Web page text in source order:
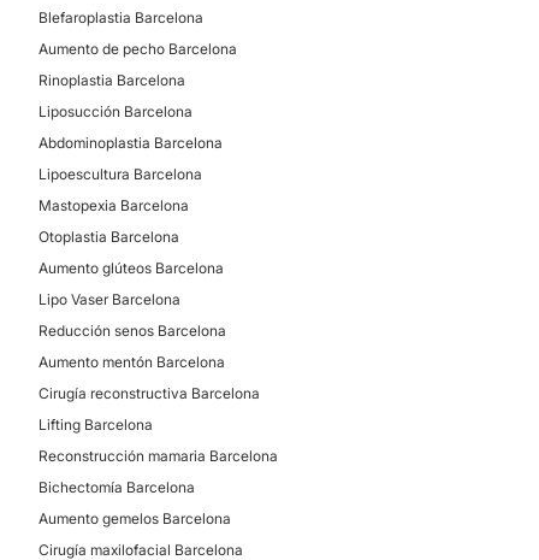
Blefaroplastia Barcelona
Aumento de pecho Barcelona
Rinoplastia Barcelona
Liposucción Barcelona
Abdominoplastia Barcelona
Lipoescultura Barcelona
Mastopexia Barcelona
Otoplastia Barcelona
Aumento glúteos Barcelona
Lipo Vaser Barcelona
Reducción senos Barcelona
Aumento mentón Barcelona
Cirugía reconstructiva Barcelona
Lifting Barcelona
Reconstrucción mamaria Barcelona
Bichectomía Barcelona
Aumento gemelos Barcelona
Cirugía maxilofacial Barcelona